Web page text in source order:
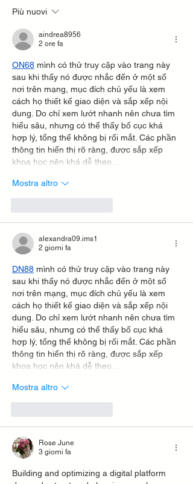
Gestisci il blog dal tuo sito live e da mobile!
Più nuovi
aindrea8956
2 ore fa
ON68 mình có thử truy cập vào trang này
sau khi thấy nó được nhắc đến ở một số
nơi trên mạng, mục đích chủ yếu là xem
cách họ thiết kế giao diện và sắp xếp nội
dung. Do chỉ xem lướt nhanh nên chưa tìm
hiểu sâu, nhưng có thể thấy bố cục khá
hợp lý, tổng thể không bị rối mắt. Các phần
thông tin hiển thị rõ ràng, được sắp xếp
khoa học nên khá dễ theo…
Mostra altro
alexandra09.ims1
2 giorni fa
DN88 mình có thử truy cập vào trang này
sau khi thấy nó được nhắc đến ở một số
nơi trên mạng, mục đích chủ yếu là xem
cách họ thiết kế giao diện và sắp xếp nội
dung. Do chỉ xem lướt nhanh nên chưa tìm
hiểu sâu, nhưng có thể thấy bố cục khá
hợp lý, tổng thể không bị rối mắt. Các phần
thông tin hiển thị rõ ràng, được sắp xếp
khoa học nên khá dễ theo…
Mostra altro
Rose June
3 giorni fa
Building and optimizing a digital platform